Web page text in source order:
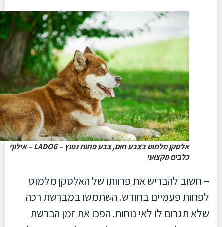
אלסקן מלמוט בצבע חום, צבע פחות נפוץ – LADOG – אילוף
כלבים מקצועי
חשוב להבריש את פרוותו של האלסקן מלמוט
לפחות פעמיים בחודש. השתמשו במברשת רכה
שלא תגרום לו לאי נוחות. הפכו את זמן הברשת